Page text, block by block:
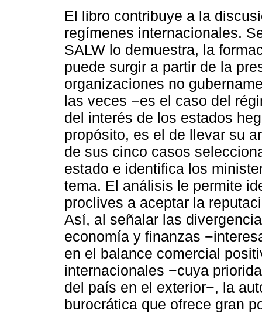
El libro contribuye a la
regímenes internacionales.
SALW lo demuestra, la
puede surgir a partir de la
organizaciones no
las veces −es el caso del
del interés de los estados
propósito, es el de llevar su
de sus cinco casos
estado e identifica los
tema. El análisis le permite
proclives a aceptar la
Así, al señalar las
economía y finanzas
en el balance comercial
internacionales −cuya
del país en el exterior−, la
burocrática que ofrece gran